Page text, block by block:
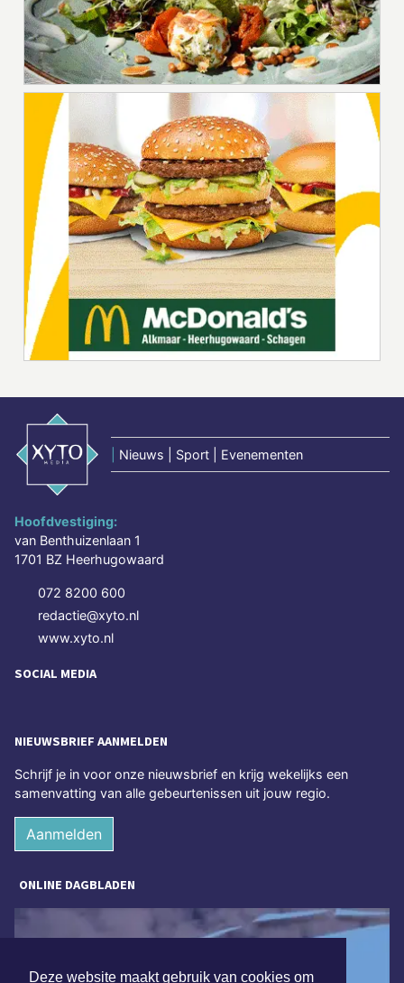
Deze website maakt gebruik van cookies om
Nieuws | Sport | Evenementen
Hoofdvestiging:
van Benthuizenlaan 1
1701 BZ Heerhugowaard
072 8200 600
redactie@xyto.nl
www.xyto.nl
SOCIAL MEDIA
NIEUWSBRIEF AANMELDEN
Schrijf je in voor onze nieuwsbrief en krijg wekelijks een
samenvatting van alle gebeurtenissen uit jouw regio.
Aanmelden
ONLINE DAGBLADEN